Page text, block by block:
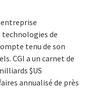
entreprise
technologies de
tenu de son
CGI a un carnet de
$US
annualisé de près